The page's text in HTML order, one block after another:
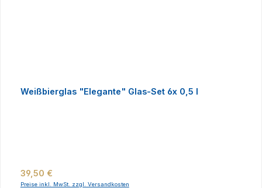
Weißbierglas "Elegante" Glas-Set 6x 0,5 l
Regulärer Preis:
39,50 €
Preise inkl. MwSt. zzgl. Versandkosten